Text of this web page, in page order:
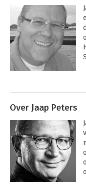
Over Jaap Peters